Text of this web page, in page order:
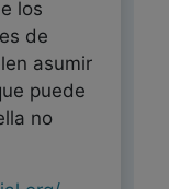
los
de
asumir
puede
no